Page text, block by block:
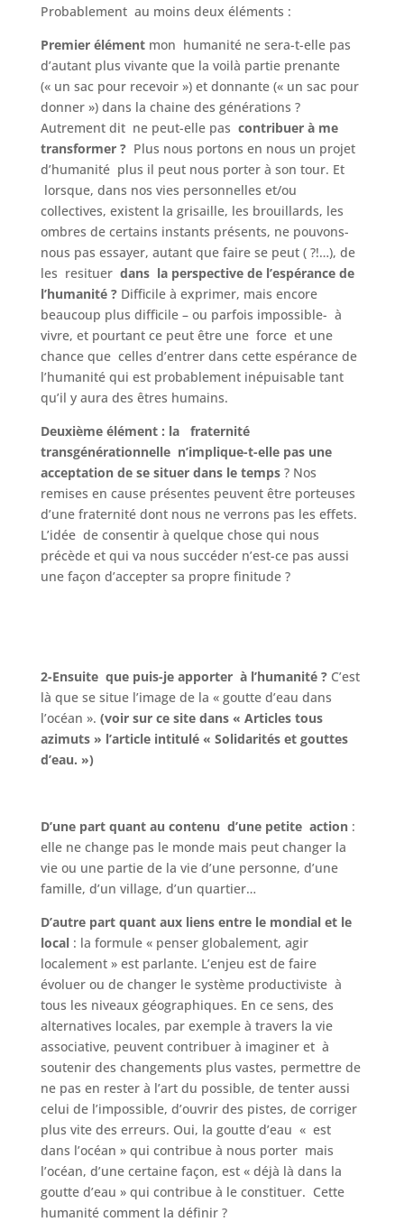
Probablement au moins deux éléments :
Premier élément mon humanité ne sera-t-elle pas
d’autant plus vivante que la voilà partie prenante
(« un sac pour recevoir ») et donnante (« un sac pour
donner ») dans la chaine des générations ?
Autrement dit ne peut-elle pas contribuer à me
transformer ?Plus nous portons en nous un projet
d’humanité plus il peut nous porter à son tour. Et
lorsque, dans nos vies personnelles et/ou
collectives, existent la grisaille, les brouillards, les
ombres de certains instants présents, ne pouvons-
nous pas essayer, autant que faire se peut ( ?!…), de
les resituer dans la perspective de l’espérance de
l’humanité ?Difficile à exprimer, mais encore
beaucoup plus difficile – ou parfois impossible- à
vivre, et pourtant ce peut être une force et une
chance que celles d’entrer dans cette espérance de
l’humanité qui est probablement inépuisable tant
qu’il y aura des êtres humains.
Deuxième élément : la fraternité
transgénérationnelle n’implique-t-elle pas une
acceptation de se situer dans le temps ? Nos
remises en cause présentes peuvent être porteuses
d’une fraternité dont nous ne verrons pas les effets.
L’idée de consentir à quelque chose qui nous
précède et qui va nous succéder n’est-ce pas aussi
une façon d’accepter sa propre finitude ?
2-Ensuite que puis-je apporter à l’humanité ? C’est
là que se situe l’image de la « goutte d’eau dans
l’océan ». (voir sur ce site dans « Articles tous
azimuts » l’article intitulé « Solidarités et gouttes
d’eau. »)
D’une part quant au contenu d’une petite action:
elle ne change pas le monde mais peut changer la
vie ou une partie de la vie d’une personne, d’une
famille, d’un village, d’un quartier…
D’autre part quant aux liens entre le mondial et le
local: la formule « penser globalement, agir
localement » est parlante. L’enjeu est de faire
évoluer ou de changer le système productiviste à
tous les niveaux géographiques. En ce sens, des
alternatives locales, par exemple à travers la vie
associative, peuvent contribuer à imaginer et à
soutenir des changements plus vastes, permettre de
ne pas en rester à l’art du possible, de tenter aussi
celui de l’impossible, d’ouvrir des pistes, de corriger
plus vite des erreurs. Oui, la goutte d’eau « est
dans l’océan » qui contribue à nous porter mais
l’océan, d’une certaine façon, est « déjà là dans la
goutte d’eau » qui contribue à le constituer. Cette
humanité comment la définir ?